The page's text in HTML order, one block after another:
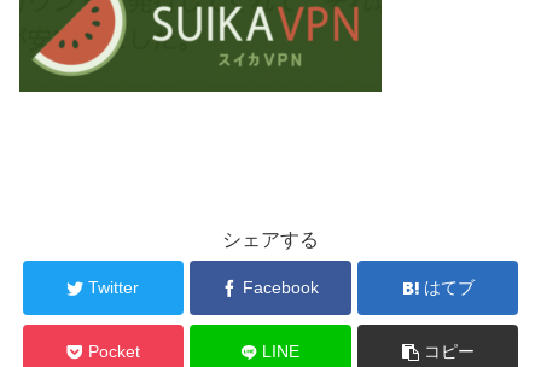
シェアする
Twitter Facebook はてブ
Pocket LINE コピー